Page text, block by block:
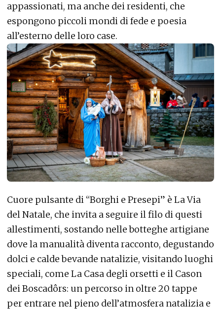
appassionati, ma anche dei residenti, che
espongono piccoli mondi di fede e poesia
all’esterno delle loro case.
Cuore pulsante di “Borghi e Presepi” è La Via
del Natale, che invita a seguire il filo di questi
allestimenti, sostando nelle botteghe artigiane
dove la manualità diventa racconto, degustando
dolci e calde bevande natalizie, visitando luoghi
speciali, come La Casa degli orsetti e il Cason
dei Boscadôrs: un percorso in oltre 20 tappe
per entrare nel pieno dell’atmosfera natalizia e